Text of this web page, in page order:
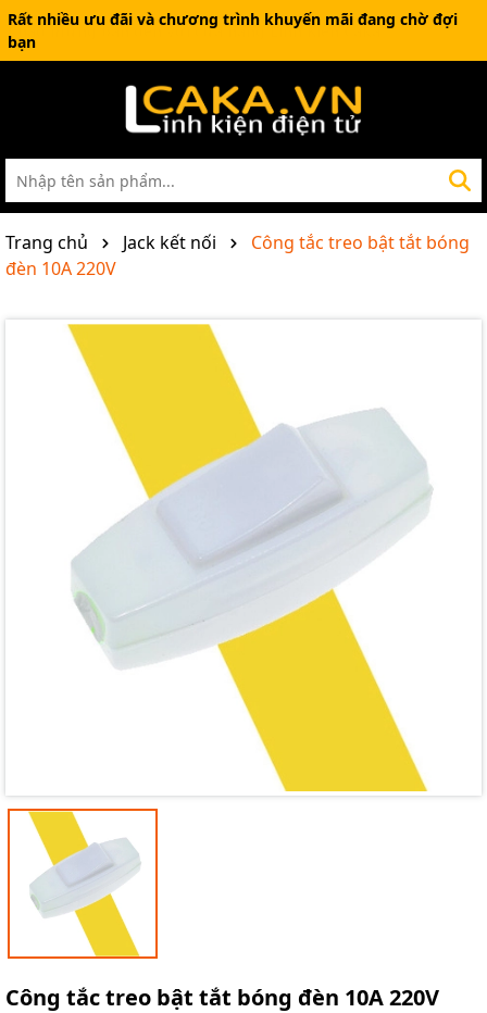
Rất nhiều ưu đãi và chương trình khuyến mãi đang chờ đợi
bạn
Trang chủ Jack kết nối
Công tắc treo bật tắt bóng
đèn 10A 220V
Công tắc treo bật tắt bóng đèn 10A 220V
Điều kiện: